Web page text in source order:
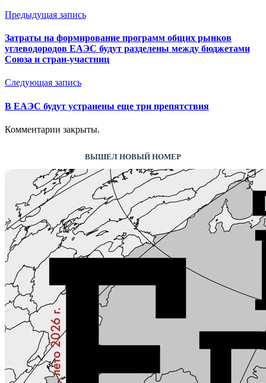
Предыдущая запись
Затраты на формирование программ общих рынков
углеводородов ЕАЭС будут разделены между бюджетами
Союза и стран-участниц
Следующая запись
В ЕАЭС будут устранены еще три препятствия
Комментарии закрыты.
ВЫШЕЛ НОВЫЙ НОМЕР